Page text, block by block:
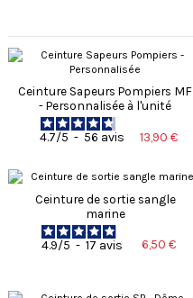
Ceinture Sapeurs Pompiers MF
- Personnalisée à l'unité
4.7/5 - 56 avis 13,90 €
Ceinture de sortie sangle
marine
4.9/5 - 17 avis 6,50 €